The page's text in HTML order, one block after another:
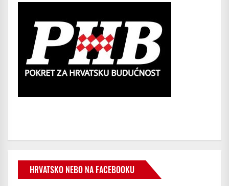
HRVATSKO NEBO NA FACEBOOKU